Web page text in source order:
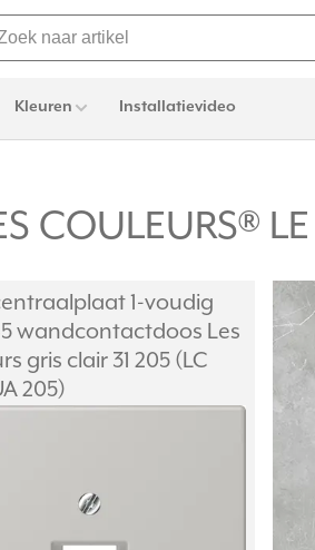
Kleuren Installatievideo
LE
1-voudig
wandcontactdoos Les
gris clair 31 205 (LC
205)